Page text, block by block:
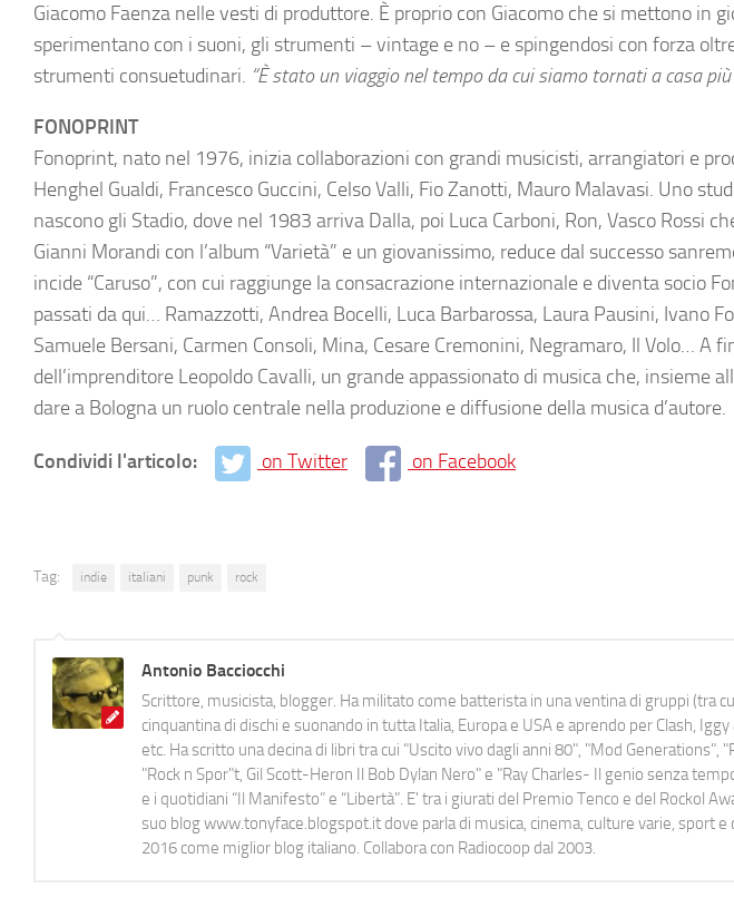
Giacomo Faenza nelle vesti di produttore. È proprio con Giacomo che si mettono in
sperimentano con i suoni, gli strumenti – vintage e no – e spingendosi con forza
strumenti consuetudinari. “È stato un viaggio nel tempo da cui siamo tornati a casa
FONOPRINT
Fonoprint, nato nel 1976, inizia collaborazioni con grandi musicisti, arrangiatori e
Henghel Gualdi, Francesco Guccini, Celso Valli, Fio Zanotti, Mauro Malavasi. Uno
nascono gli Stadio, dove nel 1983 arriva Dalla, poi Luca Carboni, Ron, Vasco Rossi
Gianni Morandi con l’album “Varietà” e un giovanissimo, reduce dal successo
incide “Caruso”, con cui raggiunge la consacrazione internazionale e diventa socio
passati da qui… Ramazzotti, Andrea Bocelli, Luca Barbarossa, Laura Pausini, Ivano
Samuele Bersani, Carmen Consoli, Mina, Cesare Cremonini, Negramaro, Il Volo… A
dell’imprenditore Leopoldo Cavalli, un grande appassionato di musica che, insieme
dare a Bologna un ruolo centrale nella produzione e diffusione della musica d’autore.
Condividi l'articolo: on Twitter on Facebook
Tag: indie italiani punk rock
Antonio Bacciocchi
Scrittore, musicista, blogger. Ha militato come batterista in una ventina di gruppi (tra
cinquantina di dischi e suonando in tutta Italia, Europa e USA e aprendo per Clash,
etc. Ha scritto una decina di libri tra cui "Uscito vivo dagli anni 80", "Mod Generations",
"Rock n Spor"t, Gil Scott-Heron Il Bob Dylan Nero" e "Ray Charles- Il genio senza
e i quotidiani “Il Manifesto” e “Libertà”. E' tra i giurati del Premio Tenco e del Rockol
suo blog www.tonyface.blogspot.it dove parla di musica, cinema, culture varie, sport
2016 come miglior blog italiano. Collabora con Radiocoop dal 2003.